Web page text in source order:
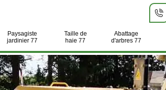
Paysagiste
jardinier 77
Taille de
haie 77
Abattage
d'arbres 77